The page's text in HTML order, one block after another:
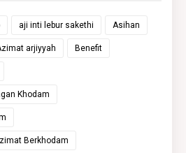
aji inti lebur sakethi Asihan
arjiyyah Benefit
Khodam
Berkhodam